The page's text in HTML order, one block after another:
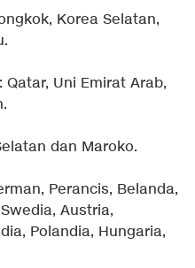
Korea Selatan,
Uni Emirat Arab,
dan Maroko.
Perancis, Belanda,
Austria,
Polandia, Hungaria,